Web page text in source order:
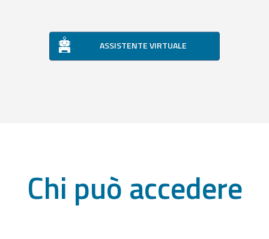
ASSISTENTE VIRTUALE
Chi può accedere